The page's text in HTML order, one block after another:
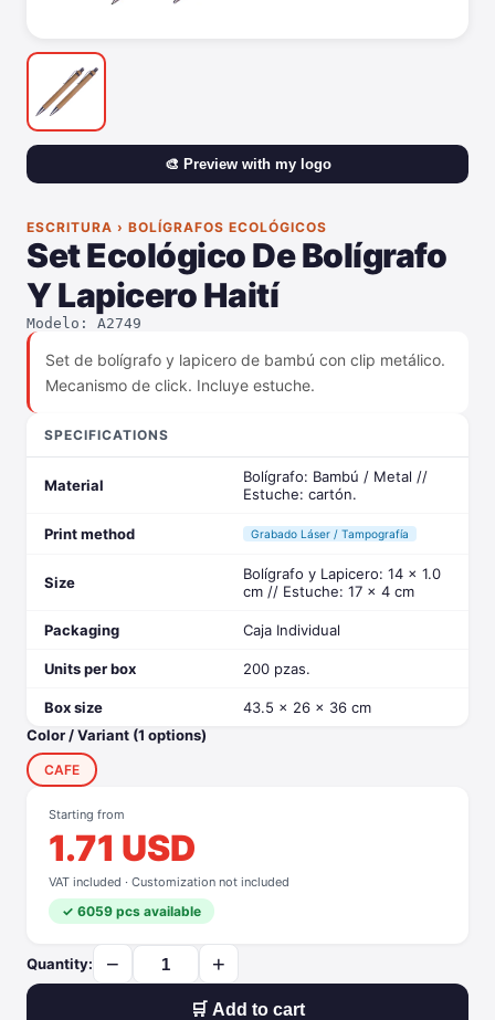
🎨 Preview with my logo
ESCRITURA › BOLÍGRAFOS ECOLÓGICOS
Set Ecológico De Bolígrafo
Y Lapicero Haití
Modelo: A2749
Set de bolígrafo y lapicero de bambú con clip metálico.
Mecanismo de click. Incluye estuche.
SPECIFICATIONS
Material
Bolígrafo: Bambú / Metal //
Estuche: cartón.
Print method Grabado Láser / Tampografía
Size
Bolígrafo y Lapicero: 14 x 1.0
cm // Estuche: 17 x 4 cm
Packaging Caja Individual
Units per box 200 pzas.
Box size
43.5 x 26 x 36 cm
Color / Variant (1 options)
CAFE
Starting from
1.71 USD
VAT included · Customization not included
✓ 6059 pcs available
Quantity: − +
🛒 Add to cart